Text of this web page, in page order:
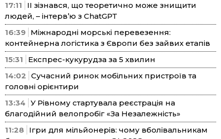
17:11
ІІ зізнався, що теоретично може знищити
людей, – інтерв’ю з ChatGPT
16:39 Міжнародні морські перевезення:
контейнерна логістика з Європи без зайвих етапів
15:31
Експрес-кукурудза за 5 хвилин
14:02 Сучасний ринок мобільних пристроїв та
головні орієнтири
13:34 У Рівному стартувала реєстрація на
благодійний велопробіг «За Незалежність»
11:28
Ігри для мільйонерів: чому вболівальникам